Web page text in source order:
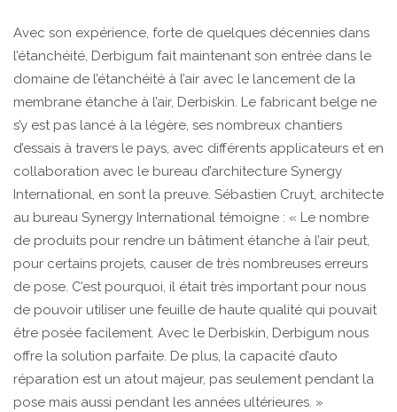
Avec son expérience, forte de quelques décennies dans
l’étanchéité, Derbigum fait maintenant son entrée dans le
domaine de l’étanchéité à l’air avec le lancement de la
membrane étanche à l’air, Derbiskin. Le fabricant belge ne
s’y est pas lancé à la légère, ses nombreux chantiers
d’essais à travers le pays, avec différents applicateurs et en
collaboration avec le bureau d’architecture Synergy
International, en sont la preuve. Sébastien Cruyt, architecte
au bureau Synergy International témoigne : « Le nombre
de produits pour rendre un bâtiment étanche à l’air peut,
pour certains projets, causer de très nombreuses erreurs
de pose. C’est pourquoi, il était très important pour nous
de pouvoir utiliser une feuille de haute qualité qui pouvait
être posée facilement. Avec le Derbiskin, Derbigum nous
offre la solution parfaite. De plus, la capacité d’auto
réparation est un atout majeur, pas seulement pendant la
pose mais aussi pendant les années ultérieures. »